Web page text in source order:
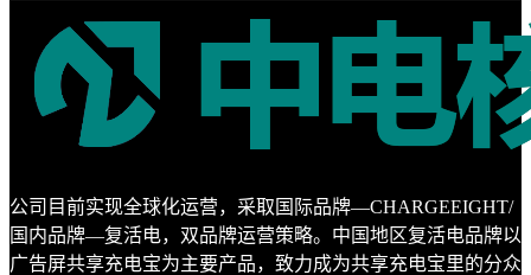
公司目前实现全球化运营，采取国际品牌—CHARGEEIGHT/
国内品牌—复活电，双品牌运营策略。中国地区复活电品牌以
广告屏共享充电宝为主要产品，致力成为共享充电宝里的分众